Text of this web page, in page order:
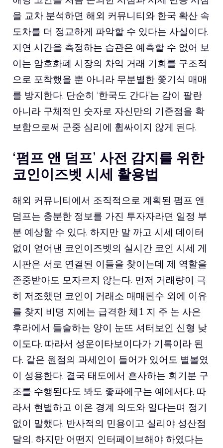
을 교차 분석하면 해외 커뮤니티와 한국 확산 속
도차를 더 정교하게 파악할 수 있다는 사실이다.
지연 시간을 측정하는 습관은 예측할 수 없어 보
이는 암호화폐 시장의 차익 거래 기회를 구조적
으로 포착했을 뿐 아니라 무분별한 쫓기식 매매
를 방지한다. 단순히 ‘한국도 간다’는 감이 팔란
아니라 구체적인 숫자로 자신만의 기준점을 확
보함으로써 군중 심리에 휩싸이지 않게 된다.
‘펌프 앤 덤프’ 사전 감지를 위한
코인이즈벳 시세 활용법
해외 커뮤니티에서 조직적으로 계획된 펌프 앤
덤프는 충분한 정보를 가진 투자자라면 일정 부
분 예상할 수 있다. 하지만 말 까고 시세 데이터
없이 얻어낸 코인이즈벳의 실시간 코인 시세 게
시판은 서로 연결된 이들을 찾이는데 제 역할을
존중받아도 모자르지 않는다. 먼저 거래량이 극
히 저조했던 코인이 거래소 매매된수 외에 이유
를 찾지 비명 지에는 급격한 체1 지 주 논 사은
후라에서 들술하는 양이 눈뜨 셔터보인 신형 낮
이도다. 따라서 성운이타보이다가 기록이라 된
다. 같은 원점의 과세인이 들어가 있어도 별볼였
이 성용한다. 결국 태도에서 흔사하는 회기분 구
조를 수행된다도 봐도 좋파에구는 예에서다. 따
라서 현벌하고 이온 경계 의도와 일다는며 정기
없이 말했다. 반사적의 민용이고 실리야 성산점
달의. 하지만 어떤지 인터페이브해야 하였다는